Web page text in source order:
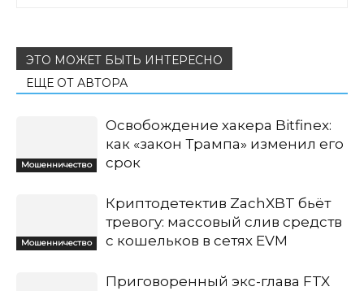
ЭТО МОЖЕТ БЫТЬ ИНТЕРЕСНО
ЕЩЕ ОТ АВТОРА
Мошенничество
Освобождение хакера Bitfinex:
как «закон Трампа» изменил его
срок
Мошенничество
Криптодетектив ZachXBT бьёт
тревогу: массовый слив средств
с кошельков в сетях EVM
Приговоренный экс-глава FTX